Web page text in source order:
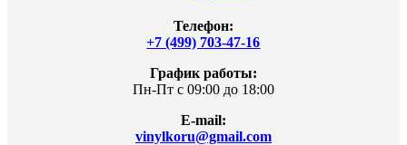
Телефон:
+7 (499) 703-47-16
График работы:
Пн-Пт с 09:00 до 18:00
E-mail:
vinylkoru@gmail.com